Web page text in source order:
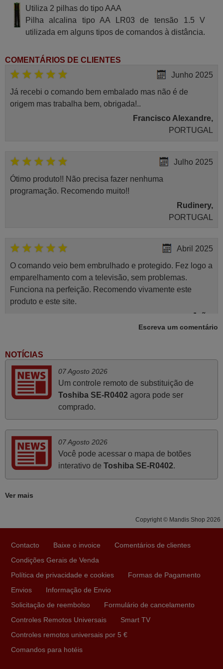
Utiliza 2 pilhas do tipo AAA
Pilha alcalina tipo AA LR03 de tensão 1.5 V
utilizada em alguns tipos de comandos à distância.
COMENTÁRIOS DE CLIENTES
Junho 2025
Já recebi o comando bem embalado mas não é de
origem mas trabalha bem, obrigada!..
Francisco Alexandre,
PORTUGAL
Julho 2025
Ótimo produto!! Não precisa fazer nenhuma
programação. Recomendo muito!!
Rudinery,
PORTUGAL
Abril 2025
O comando veio bem embrulhado e protegido. Fez logo a
emparelhamento com a televisão, sem problemas.
Funciona na perfeição. Recomendo vivamente este
produto e este site.
João,
PORTUGAL
Novembro 2025
Muito atenciosos. Funciona na perfeição. Obrigado
A funcionar de imediato. 100%. Obrigado
Domingos Manuel,
PORTUGAL
Boa noite. Dando correspondência ao solicitado no corpo
deixar aqui o meu testemunho sobre a experiência que
tive com a vossa Empresa durante a minha encomenda
supra: Acolhimento da encomenda, informação ao
qualidade do produto, cumprimento dos prazos A TUDO
ISTO DOU DOU A NOTA MÁXIMA DE 5 ESTRELAS.
Sinceramente, faço votos para que assim continuem, pois
infelizmente vai sendo raro encontrar Empresas cuja
Escreva um comentário
NOTÍCIAS
07 Agosto 2026
Um controle remoto de substituição de
Toshiba SE-R0402agora pode ser
comprado.
07 Agosto 2026
Você pode acessar o mapa de botões
interativo de Toshiba SE-R0402.
Ver mais
Copyright © Mandis Shop 2026
Contacto Baixe o invoice
Comentários de clientes
Condições Gerais de Venda
Política de privacidade e cookies
Formas de Pagamento
Envios
Informação de Envio
Solicitação de reembolso
Formulário de cancelamento
Controles Remotos Universais
Smart TV
Controles remotos universais por 5 €
Comandos para hotéis